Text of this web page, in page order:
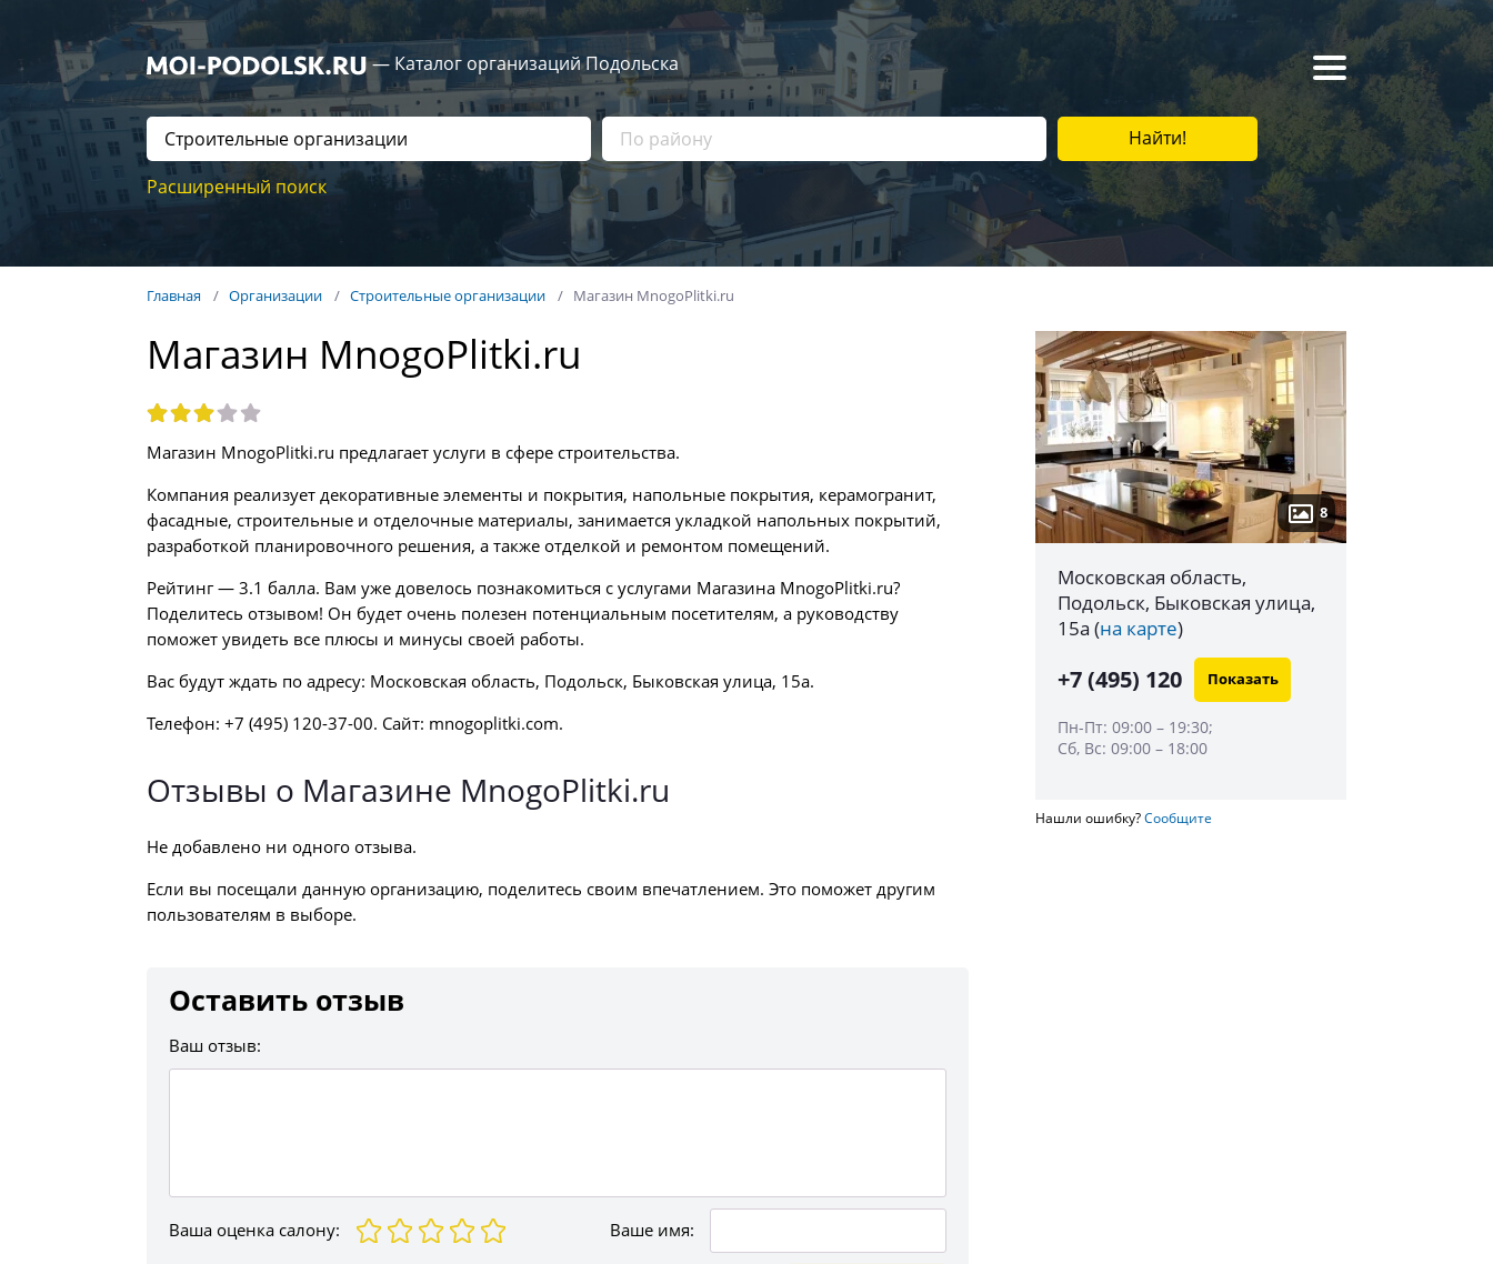
— Каталог организаций Подольска
Расширенный поиск
Найти!
Главная Организации Строительные организации Магазин MnogoPlitki.ru
Магазин MnogoPlitki.ru
8
Московская область,
Подольск, Быковская улица,
15а (на карте)
+7 (495) 120 Показать
Пн-Пт: 09:00 – 19:30;
Сб, Вс: 09:00 – 18:00
Нашли ошибку? Сообщите
Магазин MnogoPlitki.ru предлагает услуги в сфере строительства.
Компания реализует декоративные элементы и покрытия, напольные покрытия, керамогранит,
фасадные, строительные и отделочные материалы, занимается укладкой напольных покрытий,
разработкой планировочного решения, а также отделкой и ремонтом помещений.
Рейтинг — 3.1 балла. Вам уже довелось познакомиться с услугами Магазина MnogoPlitki.ru?
Поделитесь отзывом! Он будет очень полезен потенциальным посетителям, а руководству
поможет увидеть все плюсы и минусы своей работы.
Вас будут ждать по адресу: Московская область, Подольск, Быковская улица, 15а.
Телефон: +7 (495) 120-37-00. Сайт: mnogoplitki.com.
Отзывы о Магазине MnogoPlitki.ru
Не добавлено ни одного отзыва.
Если вы посещали данную организацию, поделитесь своим впечатлением. Это поможет другим
пользователям в выборе.
Оставить отзыв
Ваш отзыв:
Ваша оценка салону: Ваше имя: